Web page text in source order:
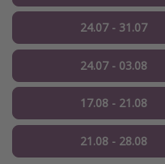
24.07 - 31.07
24.07 - 03.08
17.08 - 21.08
21.08 - 28.08